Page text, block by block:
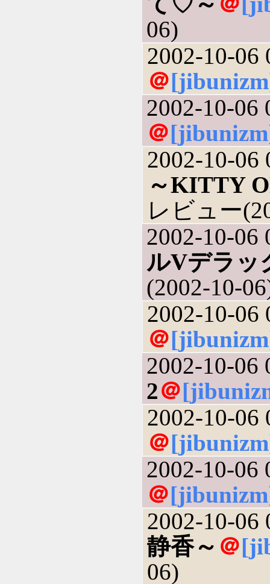
06)
2002-10-06
＠
2002-10-06
＠
2002-10-06
～KITTY
レビュー
2002-10-06
ルVデラッ
(2002-10-
2002-10-06
＠
2002-10-06
2＠
2002-10-06
＠
2002-10-06
＠
2002-10-06
静香～ ＠
06)